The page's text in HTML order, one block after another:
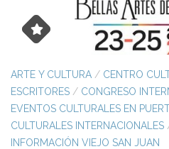
ARTE Y CULTURA / CENTRO
ESCRITORES / CONGRESO
EVENTOS CULTURALES EN
CULTURALES INTERNACIONALES
INFORMACIÓN VIEJO SAN JUAN